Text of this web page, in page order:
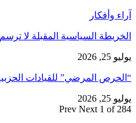
آراء وأفكار
الخريطة السياسية المقبلة لا
يوليو 25, 2026
“الحرص المرضي” للقيادات
يوليو 25, 2026
Prev Next 1 of 284